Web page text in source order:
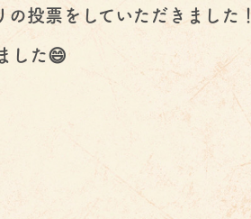
投票をしていただきました！
した😄